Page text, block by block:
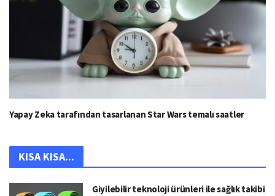
Yapay Zeka tarafından tasarlanan Star Wars temalı saatler
KISA KISA...
Giyilebilir teknoloji ürünleri ile sağlık takibi